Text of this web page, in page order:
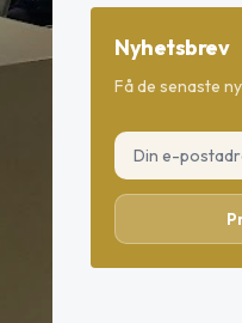
Nyhetsbrev
Få de senaste